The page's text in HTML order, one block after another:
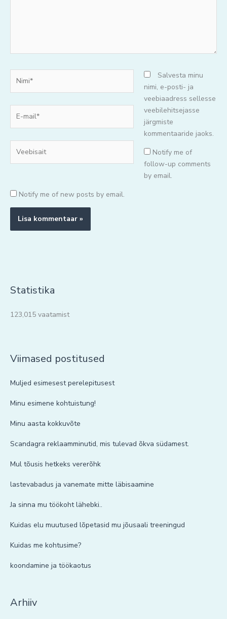
mail*
Salvesta minu
nimi, e-posti- ja
veebiaadress sellesse
veebilehitsejasse
järgmiste
kommentaaride jaoks.
Notify me of
follow-up comments
by email.
Notify me of new posts by email.
Statistika
123,015 vaatamist
Viimased postitused
Muljed esimesest perelepitusest
Minu esimene kohtuistung!
Minu aasta kokkuvõte
Scandagra reklaamminutid, mis tulevad õkva südamest.
Mul tõusis hetkeks vererõhk
lastevabadus ja vanemate mitte läbisaamine
Ja sinna mu töökoht lähebki..
Kuidas elu muutused lõpetasid mu jõusaali treeningud
Kuidas me kohtusime?
koondamine ja töökaotus
Arhiiv